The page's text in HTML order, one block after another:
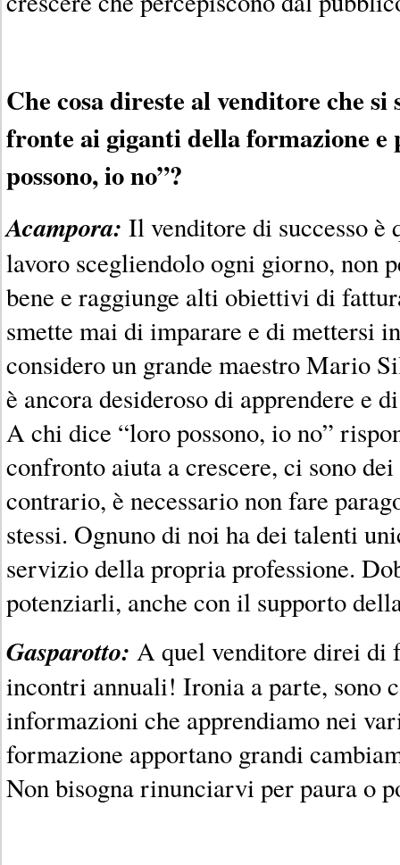
Che cosa direste al venditore che
fronte ai giganti della formazione e
possono, io no”?
Acampora: Il venditore di successo è
lavoro scegliendolo ogni giorno, non
bene e raggiunge alti obiettivi di
smette mai di imparare e di mettersi
considero un grande maestro Mario
è ancora desideroso di apprendere e
A chi dice “loro possono, io no”
confronto aiuta a crescere, ci sono
contrario, è necessario non fare
stessi. Ognuno di noi ha dei talenti
servizio della propria professione.
potenziarli, anche con il supporto
Gasparotto: A quel venditore direi di
incontri annuali! Ironia a parte, sono
informazioni che apprendiamo nei
formazione apportano grandi
Non bisogna rinunciarvi per paura o